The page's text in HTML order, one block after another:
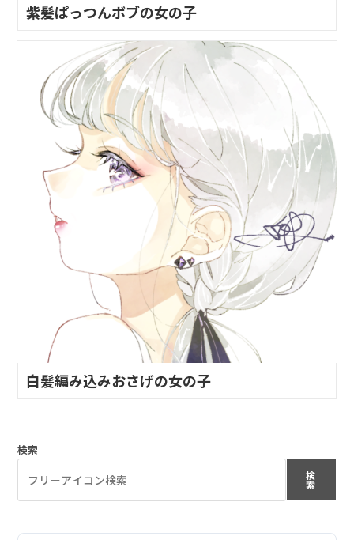
紫髪ぱっつんボブの女の子
白髪編み込みおさげの女の子
検索
検
索